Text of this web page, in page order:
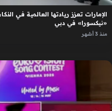
الإمارات تعزز ريادتها العالمية في
«نيكسورا» في دبي
منذ 3 أشهر